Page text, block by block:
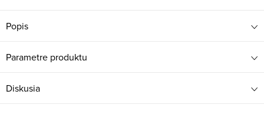
Popis
Parametre produktu
Diskusia